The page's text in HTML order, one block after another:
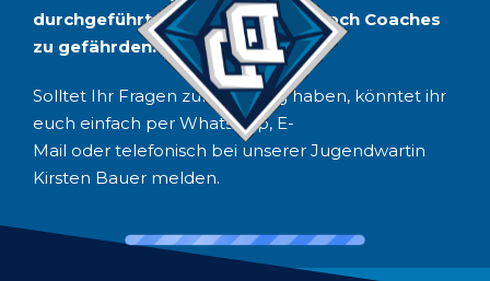
durchgeführt um weder Spieler noch Coaches
zu gefährden.
Solltet Ihr Fragen zum Training haben, könntet ihr
euch einfach per WhatsApp, E-
Mail oder telefonisch bei unserer Jugendwartin
Kirsten Bauer melden.